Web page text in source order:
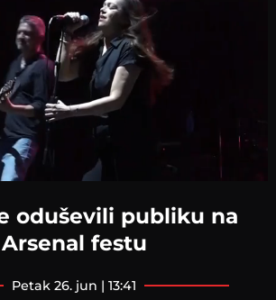
oduševili publiku na
Arsenal festu
petak 26. jun | 13:41